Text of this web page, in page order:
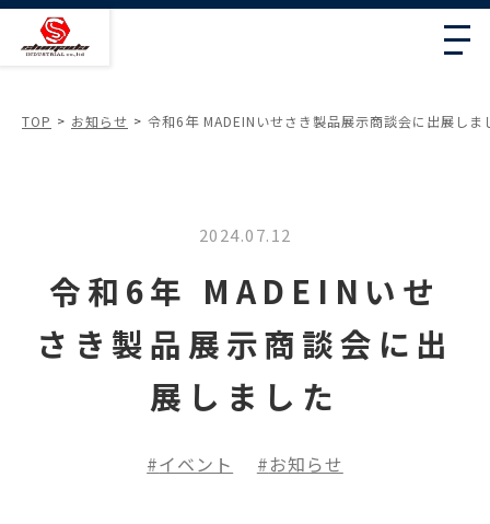
TOP お知らせ 令和6年 MADEINいせさき製品展示商談会に出展しま
2024.07.12
令和6年 MADEINいせ
さき製品展示商談会に出
展しました
イベント お知らせ